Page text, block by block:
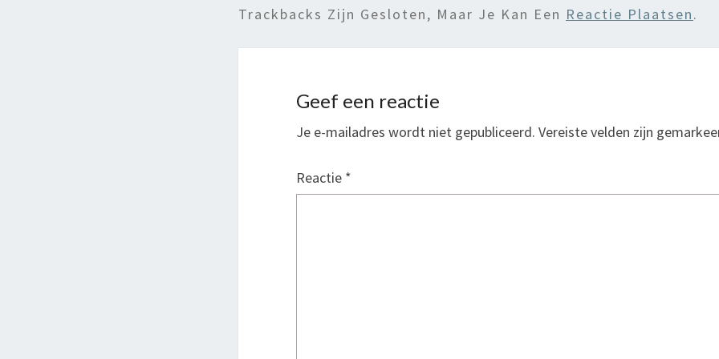
Trackbacks Zijn Gesloten, Maar Je Kan Een Reactie Plaatsen.
Geef een reactie
Je e-mailadres wordt niet gepubliceerd. Vereiste velden zijn
Reactie *